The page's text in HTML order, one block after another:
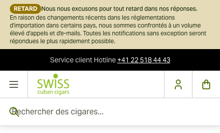
RETARD Nous nous excusons pour tout retard dans nos réponses.
En raison des changements récents dans les réglementations
d'importation dans certains pays, nous sommes confrontés à un volume
élevé d'appels et d'e-mails. Toutes les notifications sans exception seront
répondues le plus rapidement possible.
Service clientHotline+41 22 518 44 43
Skip to Content